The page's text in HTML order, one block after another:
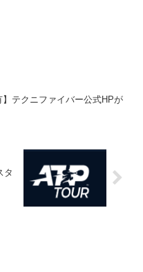
】テクニファイバー公式HPが
タ